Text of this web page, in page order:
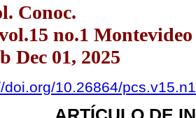
Conoc.
no.1
Dec 01, 2025
doi.org/10.26864/